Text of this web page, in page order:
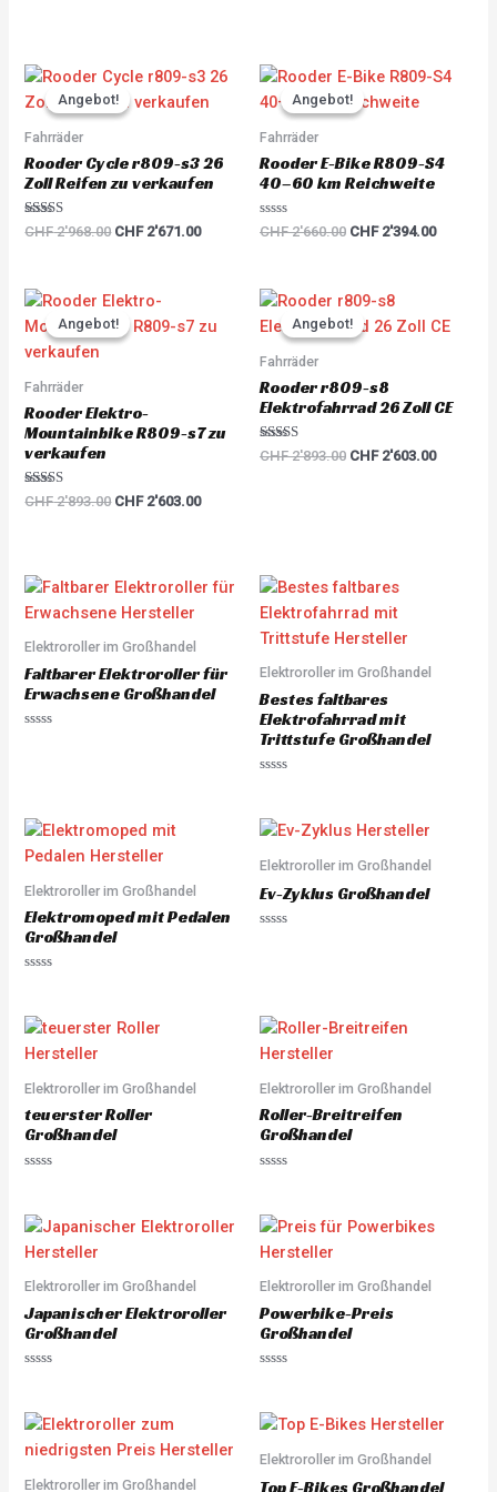
Angebot!
Angebot!
Fahrräder
Rooder Cycle r809-s3 26
Zoll Reifen zu verkaufen
Rated
CHF2'968.00
Original
price
was:
CHF2'671.00
Current
is:
CHF 2'671.00.
Angebot!
Angebot!
Fahrräder
Rooder E-Bike R809-S4
40–60 km Reichweite
R
0
o
u
t
f
CHF2'660.00
Original
price
was:
CHF2'394.00
Current
Angebot!
Angebot!
Fahrräder
Rooder Elektro-
Mountainbike R809-s7 zu
verkaufen
Rated
CHF2'893.00
Original
price
was:
CHF2'603.00
is:
CHF 2'603.00.
Angebot!
Angebot!
Fahrräder
Rooder r809-s8
Elektrofahrrad 26 Zoll CE
Rated
CHF2'893.00
Original
price
was:
CHF2'603.00
price
is:
Elektroroller im Großhandel
Faltbarer Elektroroller für
Erwachsene Großhandel
o
u
o
5
Elektroroller im Großhandel
Bestes faltbares
Elektrofahrrad mit
Trittstufe Großhandel
e
d
o
t
o
f
Elektroroller im Großhandel
Elektromoped mit Pedalen
Großhandel
e
d
0
o
t
f
5
Elektroroller im Großhandel
Ev-Zyklus Großhandel
o
u
t
o
5
Elektroroller im Großhandel
teuerster Roller
Großhandel
e
d
0
o
t
f
5
Elektroroller im Großhandel
Roller-Breitreifen
Großhandel
e
d
0
o
t
f
5
Elektroroller im Großhandel
Japanischer Elektroroller
Großhandel
e
d
0
o
t
Elektroroller im Großhandel
Powerbike-Preis
Großhandel
e
d
o
t
Elektroroller im Großhandel
Elektroroller im Großhandel
Top E-Bikes Großhandel